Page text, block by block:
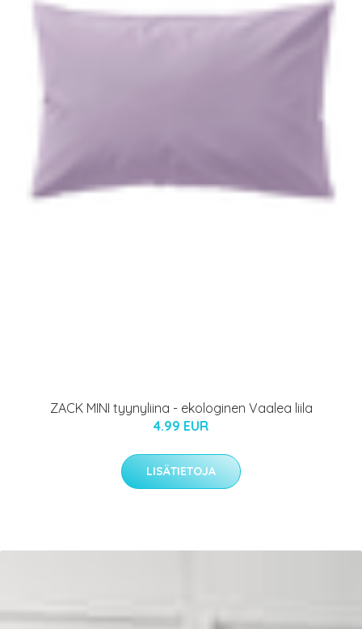
ZACK MINI tyynyliina - ekologinen Vaalea liila
4.99 EUR
LISÄTIETOJA